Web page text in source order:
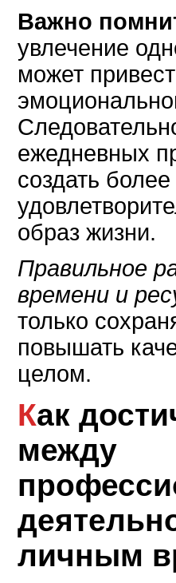
Важно
увлечение
может
ежедневных
создать более
образ жизни.
Правильное
времени и
только
повышать
целом.
Как достичь гармонии
между
личным